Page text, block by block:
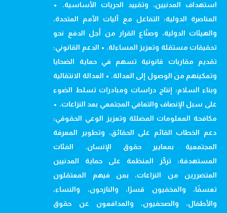
استهداف المدنيين، وتقييد الحريات الأساسية. •
المناصرة الدولية: التفاعل مع آليات الأمم المتحدة،
والهيئات الدولية، وصنّاع القرار من أجل الدفع نحو
تحقيقات مستقلة وتعزيز المساءلة. • الدعم القانوني:
تقديم مقاربات قانونية تسهم في حماية الضحايا
وتمكينهم من الوصول إلى العدالة. • العدالة الانتقالية
وبناء السلام: إنتاج دراسات ومبادرات تسلط الضوء
على سبل الإنصاف والتعافي المجتمعي بعد النزاعات. •
مكافحة المعلومات المضللة وتعزيز الوعي الحقوقي:
دعم الخطاب القائم على الحقائق، وتطوير المعرفة
المجتمعية بمعايير حقوق الإنسان. الفئات
المستهدفة: تركّز المنظمة على حماية المدنيين
المتضررين من النزاعات، بمن فيهم المعتقلون
تعسفًا، والمخفيون قسرًا، والنازحون، والنساء،
والأطفال، والصحفيون، والمدافعون عن حقوق